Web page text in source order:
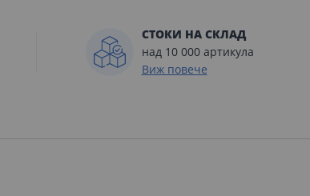
СТОКИ НА СКЛАД
над 10 000 артикула
Виж повече